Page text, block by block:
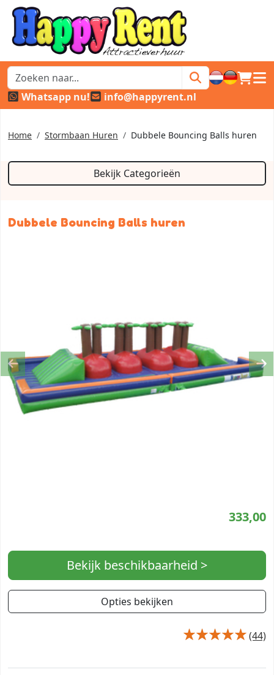
Whatsapp nu!
info@happyrent.nl
Home Stormbaan Huren Dubbele Bouncing Balls huren
Bekijk Categorieën
Dubbele Bouncing Balls huren
333,00
Bekijk beschikbaarheid >
Opties bekijken
(44)
Previous